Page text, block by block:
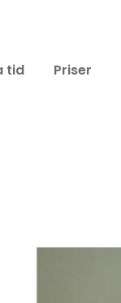
tid Priser